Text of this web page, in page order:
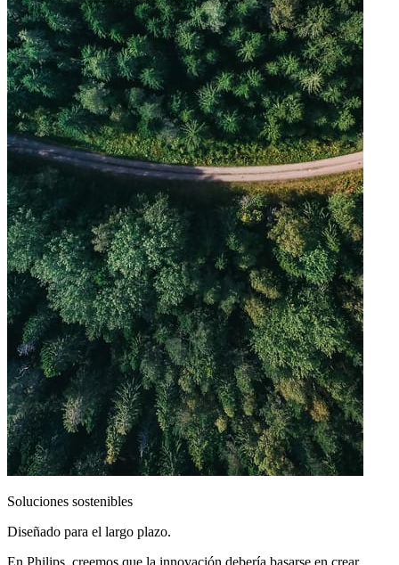
Soluciones sostenibles
Diseñado para el largo plazo.
En Philips, creemos que la innovación debería basarse en crear